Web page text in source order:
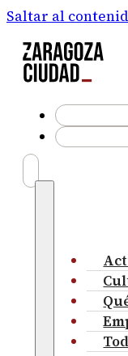
Saltar al